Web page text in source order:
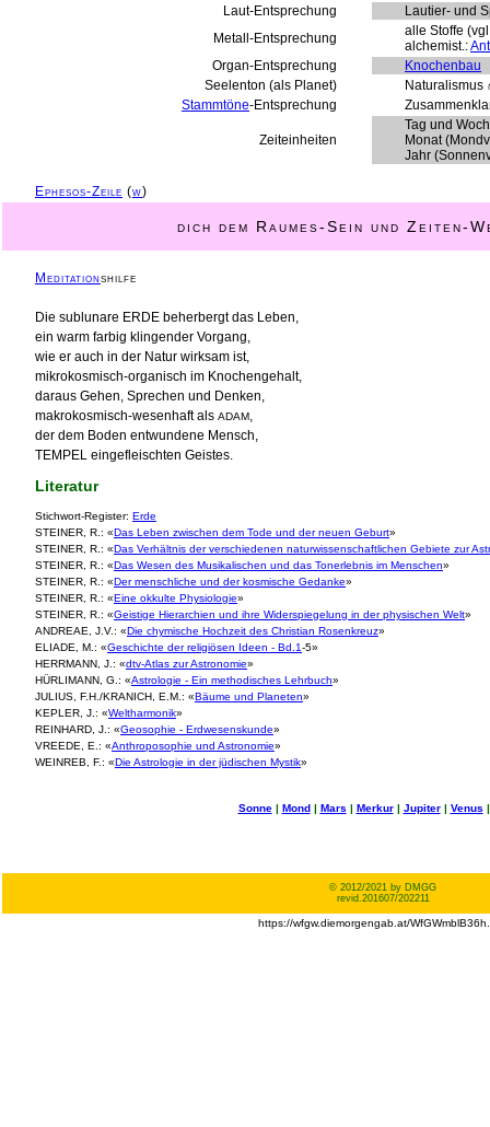
Laut-Entsprechung
Lautier- und
Metall-Entsprechung
alle Stoffe
alchemist.:
Organ-Entsprechung
Knochenbau
Seelenton (als Planet)
Naturalismus
Stammtöne-Entsprechung
Zeiteinheiten
Tag und
Monat
Jahr
Ephesos-Zeile (w)
dich dem Raumes-Sein und Zeiten-
Meditationshilfe
Die sublunare ERDE beherbergt das Leben,
ein warm farbig klingender Vorgang,
wie er auch in der Natur wirksam ist,
mikrokosmisch-organisch im Knochengehalt,
daraus Gehen, Sprechen und Denken,
makrokosmisch-wesenhaft als ADAM,
der dem Boden entwundene Mensch,
TEMPEL eingefleischten Geistes.
Literatur
Stichwort-Register: Erde
STEINER, R.: «Das Leben zwischen dem Tode und der neuen Geburt»
STEINER, R.: «Das Verhältnis der verschiedenen naturwissenschaftlichen Gebiete zur
STEINER, R.: «Das Wesen des Musikalischen und das Tonerlebnis im Menschen»
STEINER, R.: «Der menschliche und der kosmische Gedanke»
STEINER, R.: «Eine okkulte Physiologie»
STEINER, R.: «Geistige Hierarchien und ihre Widerspiegelung in der physischen Welt»
ANDREAE, J.V.: «Die chymische Hochzeit des Christian Rosenkreuz»
ELIADE, M.: «Geschichte der religiösen Ideen - Bd.1-5»
HERRMANN, J.: «dtv-Atlas zur Astronomie»
HÜRLIMANN, G.: «Astrologie - Ein methodisches Lehrbuch»
JULIUS, F.H./KRANICH, E.M.: «Bäume und Planeten»
KEPLER, J.: «Weltharmonik»
REINHARD, J.: «Geosophie - Erdwesenskunde»
VREEDE, E.: «Anthroposophie und Astronomie»
WEINREB, F.: «Die Astrologie in der jüdischen Mystik»
Sonne| Mond| Mars | Merkur| Jupiter| Venus
© 2012/2021 by DMGG
revid.201607/202211
https://wfgw.diemorgengab.at/